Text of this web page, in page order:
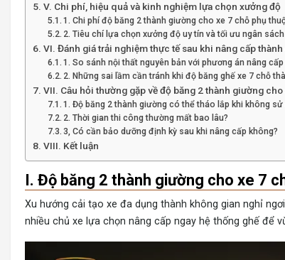
V. Chi phí, hiệu quả và kinh nghiệm lựa chọn xưởng độ
1. Chi phí độ băng 2 thành giường cho xe 7 chỗ phụ
2. Tiêu chí lựa chọn xưởng độ uy tín và tối ưu ngân sách
VI. Đánh giá trải nghiệm thực tế sau khi nâng cấp
1. So sánh nội thất nguyên bản với phương án nâng
2. Những sai lầm cần tránh khi độ băng ghế xe 7 chỗ
VII. Câu hỏi thường gặp về độ băng 2 thành giường
1. Độ băng 2 thành giường có thể tháo lắp khi không sử
2. Thời gian thi công thường mất bao lâu?
3, Có cần bảo dưỡng định kỳ sau khi nâng cấp không?
VIII. Kết luận
I. Độ băng 2 thành giường cho xe 7
Xu hướng cải tạo xe đa dụng thành không gian nghỉ
nhiều chủ xe lựa chọn nâng cấp ngay hệ thống ghế để